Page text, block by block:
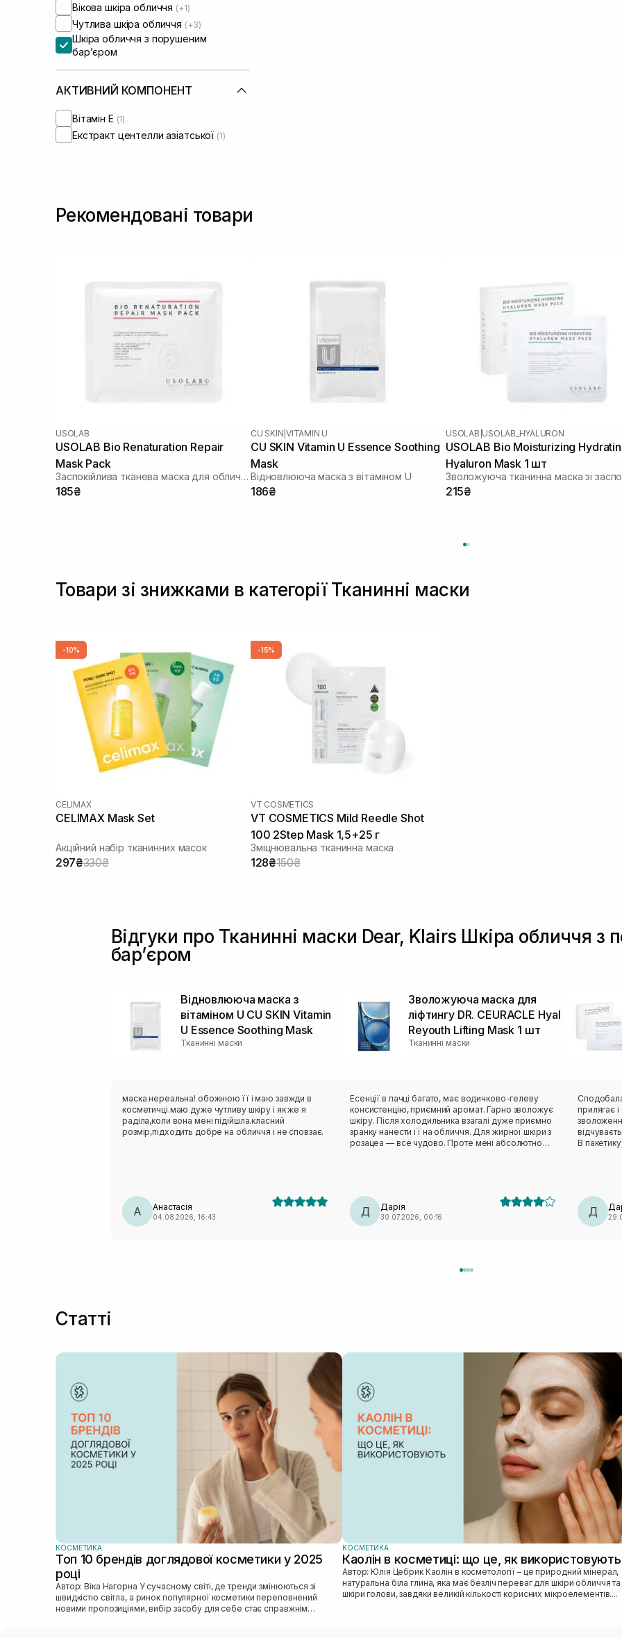
Вікова шкіра обличчя (+1)
Чутлива шкіра обличчя (+3)
Шкіра обличчя з порушеним
барʼєром
АКТИВНИЙ КОМПОНЕНТ
Вітамін Е (1)
Екстракт центелли азіатської (1)
Рекомендовані товари
USOLAB
USOLAB Bio Renaturation Repair
Mask Pack
Заспокійлива тканева маска для обличчя
185₴
CU SKIN |VITAMIN U
CU SKIN Vitamin U Essence Soothing
Mask
Відновлююча маска з вітаміном U
186₴
USOLAB USOLAB_HYALURON
USOLAB Bio Moisturizing
Hyaluron Mask 1 шт
215₴
Товари зі знижками в категорії Тканинні маски
-10%
CELIMAX
CELIMAX Mask Set
Акційний набір тканинних масок
297₴330₴
-15%
VT COSMETICS
VT COSMETICS Mild Reedle Shot
100 2Step Mask 1,5+25 г
Зміцнювальна тканинна маска
128₴150₴
Відгуки про Тканинні маски Dear, Klairs Шкіра обличчя з
барʼєром
Відновлююча маска з
вітаміном U CU SKIN Vitamin
U Essence Soothing Mask
Тканинні маски
маска нереальна! обожнюю її і маю завжди в
косметичці.маю дуже чутливу шкіру і як же я
раділа,коли вона мені підійшла.класний
розмір,підходить добре на обличчя і не сповзає.
А Анастасія
04.08.2026, 16:43
Зволожуюча маска для
ліфтингу DR. CEURACLE Hyal
Reyouth Lifting Mask 1 шт
Тканинні маски
Есенції в пачці багато, має водичково-гелеву
консистенцію, приємний аромат. Гарно зволожує
шкіру. Після холодильника взагалі дуже приємно
зранку нанести її на обличчя. Для жирної шкіри з
розацеа — все чудово. Проте мені абсолютно
вдруге не повторю (лише через лекало).
Д Дарія
30.07.2026, 00:16
Сподобалася ця
прилягає і
В
класна
Д
Статті
КОСМЕТИКА
Топ 10 брендів доглядової косметики у 2025
році
Автор: Віка Нагорна У сучасному світі, де тренди змінюються зі
швидкістю світла, а ринок популярної косметики переповнений
новими пропозиціями, вибір засобу для себе стає справжнім
КОСМЕТИКА
Каолін в косметиці: що це, як використовують
Автор: Юлія Цебрик Каолін в косметології – це природний мінерал,
натуральна біла глина, яка має безліч переваг для шкіри обличчя та
шкіри голови, завдяки великій кількості корисних мікроелементів....